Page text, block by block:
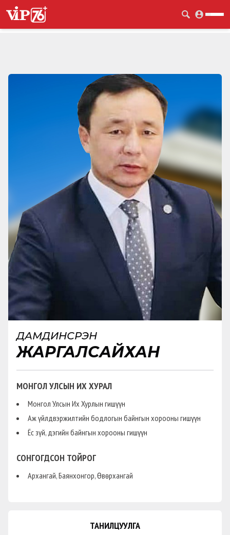
ДАМДИНСҮРЭН
ЖАРГАЛСАЙХАН
МОНГОЛ УЛСЫН ИХ ХУРАЛ
Монгол Улсын Их Хурлын гишүүн
Аж үйлдвэржилтийн бодлогын байнгын хорооны гишүүн
Ёс зүй, дэгийн байнгын хорооны гишүүн
СОНГОГДСОН ТОЙРОГ
Архангай, Баянхонгор, Өвөрхангай
ТАНИЛЦУУЛГА